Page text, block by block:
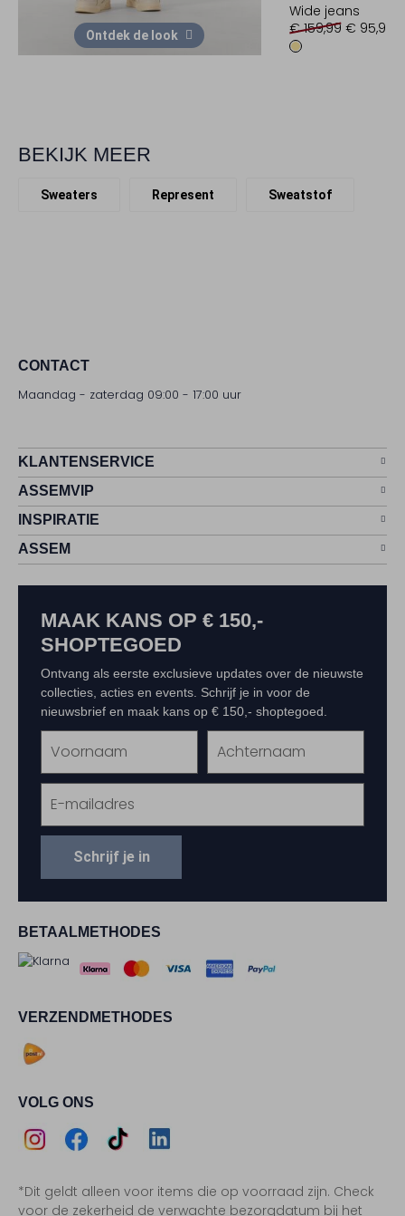
Ontdek de look
Wide jeans
€ 159,99 € 95,99
BEKIJK MEER
Sweaters Represent Sweatstof
CONTACT
Maandag - zaterdag 09:00 - 17:00 uur
KLANTENSERVICE
ASSEMVIP
INSPIRATIE
ASSEM
BETAALMETHODES
VERZENDMETHODES
VOLG ONS
Instagram
Facebook
TikTokLinkedIn
*Dit geldt alleen voor items die op voorraad zijn. Check
voor de zekerheid de verwachte bezorgdatum bij het
MAAK KANS OP € 150,-
SHOPTEGOED
Ontvang als eerste exclusieve updates over de nieuwste
collecties, acties en events. Schrijf je in voor de
nieuwsbrief en maak kans op € 150,- shoptegoed.
Schrijf je in